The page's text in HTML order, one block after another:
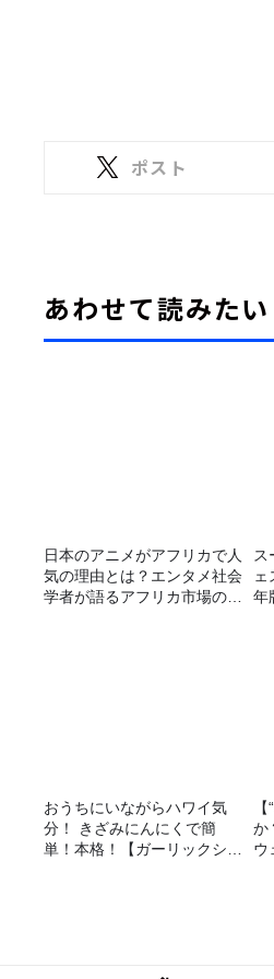
ポスト
あわせて読みたい
日本のアニメがアフリカで人
気の理由とは？エンタメ社会
学者が語るアフリカ市場のリ
ス
ェ
年
おうちにいながらハワイ気
分！ きざみにんにくで簡
単！本格！【ガーリックシュ
か
ウ